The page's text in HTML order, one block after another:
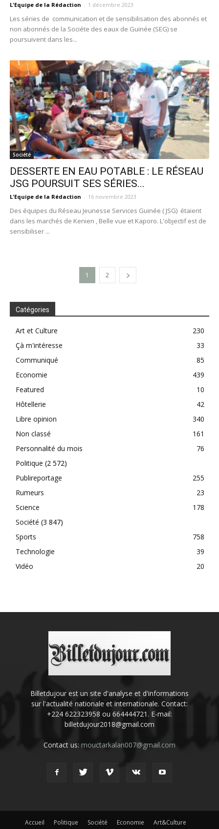
L'Equipe de la Rédaction - 1 décembre 2023
Les séries de communication et de sensibilisation des abonnés et
non abonnés de la Sociéte des eaux de Guinée (SEG) se
poursuivent dans les...
Société
DESSERTE EN EAU POTABLE : LE RÉSEAU
JSG POURSUIT SES SÉRIES...
L'Equipe de la Rédaction - 16 novembre 2023
Des équipes du Réseau Jeunesse Services Guinée ( JSG) étaient
dans les marchés de Kenien , Belle vue et Kaporo. L'objectif est de
sensibiliser ...
1 2
Catégories
Art et Culture
230
Çà m'intéresse
33
Communiqué
85
Economie
439
Featured
10
Hôtellerie
42
Libre opinion
340
Non classé
161
Personnalité du mois
76
Politique (2 572)
Publireportage
255
Rumeurs
23
Science
178
Société (3 847)
Sports
758
Technologie
39
Vidéo
20
Billetdujour est un site d'analyse et d'informations
sur l'actualité nationale et internationale. Contact:
+224 622323958 ou 664444721. E-mail:
billetdujour2018@gmail.com
Contact us: mouctarkalan007@gmail.com
Accueil Politique Société Economie
Art&Culture